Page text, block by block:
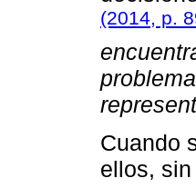
(2014, p.
Cuando
ellos,